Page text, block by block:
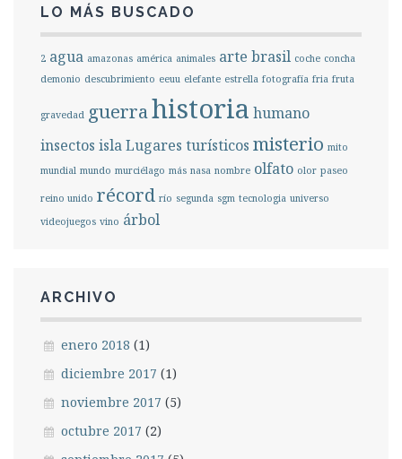
LO MÁS BUSCADO
2 agua amazonas américa animales arte brasil coche concha
demonio descubrimiento eeuu elefante estrella fotografía fria fruta
gravedad guerrahistoria humano
insectos islaLugares turísticos misterio mito
mundial mundo murciélago más nasa nombre olfato olor paseo
reino unido récord río segunda sgm tecnologia universo
videojuegos vino árbol
ARCHIVO
enero 2018 (1)
diciembre 2017 (1)
noviembre 2017 (5)
octubre 2017 (2)